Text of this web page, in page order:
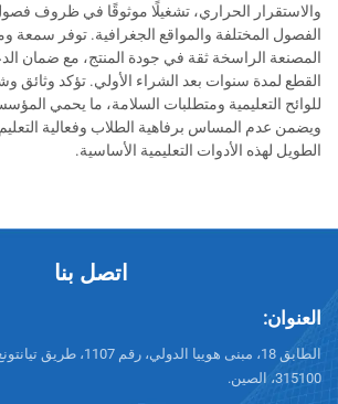
والاستقرار الحراري، تشغيلًا موثوقًا في ظروف
الفصول المختلفة والمواقع الجغرافية. توفر سمعة
المصنعة الراسخة ثقة في جودة المنتج، مع ضمان
القطع لمدة سنوات بعد الشراء الأولي. تؤكد وثائق
للوائح التعليمية ومتطلبات السلامة، ما يحمي
ويضمن عدم المساس برفاهية الطلاب وفعالية
الطويل لهذه الأدوات التعليمية الأساسية.
اتصل بنا
العنوان:
الطابق 18، مبنى هوييا الدولي،
315100، الصين.